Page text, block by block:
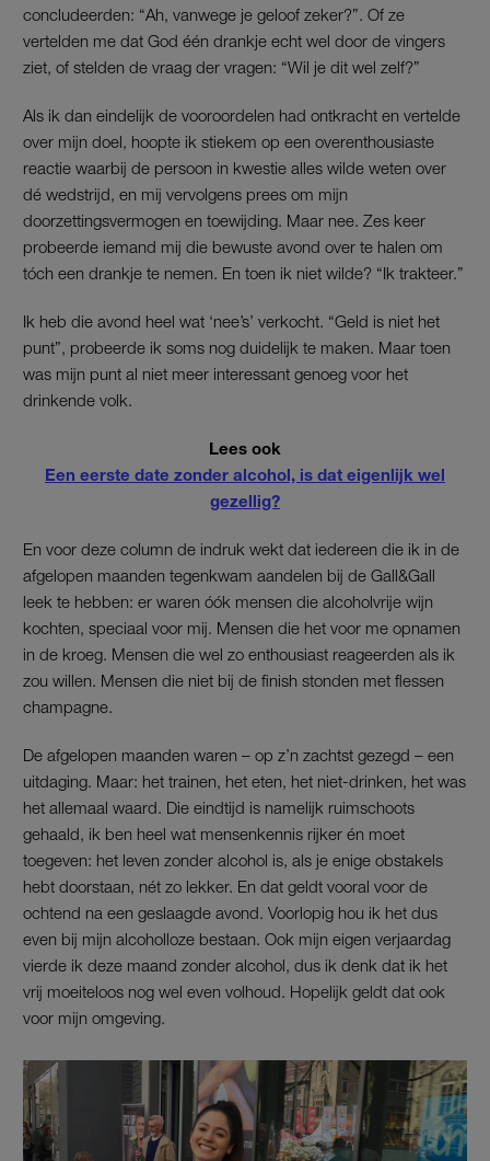
concludeerden: “Ah, vanwege je geloof zeker?”. Of ze
vertelden me dat God één drankje echt wel door de vingers
ziet, of stelden de vraag der vragen: “Wil je dit wel zelf?”
Als ik dan eindelijk de vooroordelen had ontkracht en vertelde
over mijn doel, hoopte ik stiekem op een overenthousiaste
reactie waarbij de persoon in kwestie alles wilde weten over
dé wedstrijd, en mij vervolgens prees om mijn
doorzettingsvermogen en toewijding. Maar nee. Zes keer
probeerde iemand mij die bewuste avond over te halen om
tóch een drankje te nemen. En toen ik niet wilde? “Ik trakteer.”
Ik heb die avond heel wat ‘nee’s’ verkocht. “Geld is niet het
punt”, probeerde ik soms nog duidelijk te maken. Maar toen
was mijn punt al niet meer interessant genoeg voor het
drinkende volk.
Lees ook
Een eerste date zonder alcohol, is dat eigenlijk wel
gezellig?
En voor deze column de indruk wekt dat iedereen die ik in de
afgelopen maanden tegenkwam aandelen bij de Gall&Gall
leek te hebben: er waren óók mensen die alcoholvrije wijn
kochten, speciaal voor mij. Mensen die het voor me opnamen
in de kroeg. Mensen die wel zo enthousiast reageerden als ik
zou willen. Mensen die niet bij de finish stonden met flessen
champagne.
De afgelopen maanden waren – op z’n zachtst gezegd – een
uitdaging. Maar: het trainen, het eten, het niet-drinken, het was
het allemaal waard. Die eindtijd is namelijk ruimschoots
gehaald, ik ben heel wat mensenkennis rijker én moet
toegeven: het leven zonder alcohol is, als je enige obstakels
hebt doorstaan, nét zo lekker. En dat geldt vooral voor de
ochtend na een geslaagde avond. Voorlopig hou ik het dus
even bij mijn alcoholloze bestaan. Ook mijn eigen verjaardag
vierde ik deze maand zonder alcohol, dus ik denk dat ik het
vrij moeiteloos nog wel even volhoud. Hopelijk geldt dat ook
voor mijn omgeving.